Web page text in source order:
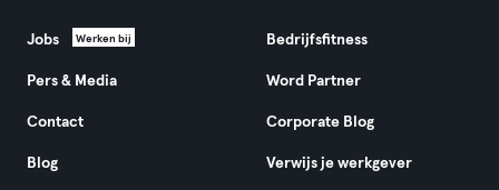
Jobs Werken bij
Pers & Media
Contact
Blog
Bedrijfsfitness
Word Partner
Corporate Blog
Verwijs je werkgever